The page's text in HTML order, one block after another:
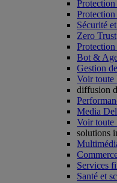
Protection
Sécurité
Zero Trust
Bot &
Gestion
Voir toute
diffusion
Media
Voir toute
solutions
Services
Santé et